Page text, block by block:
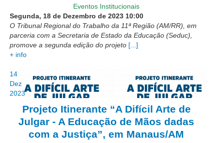
no Âmbito do TRT11
Grupo Operacional do Centro de Inteligência
Comitê de Equidade de Raça, Gênero e Diversidade
Comitê PopRuaJud
Comissão Permanente de Avaliação Documental
Automação e IA
Governança
Governança de TI
Eventos Institucionais
Segunda, 18 de Dezembro de 2023 10:00
O Tribunal Regional do Trabalho da 11ª Região (AM/RR), em
parceria com a Secretaria de Estado da Educação (Seduc),
promove a segunda edição do projeto [...]
+ info
14
Dez
2023
Projeto Itinerante “A Difícil Arte de
Julgar - A Educação de Mãos dadas
com a Justiça”, em Manaus/AM